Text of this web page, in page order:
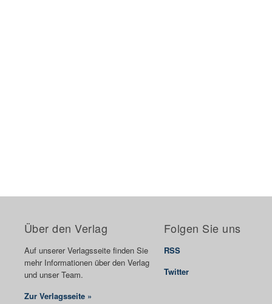
Über den Verlag
Auf unserer Verlagsseite finden Sie
mehr Informationen über den Verlag
und unser Team.
Zur Verlagsseite »
Folgen Sie uns
RSS
Twitter